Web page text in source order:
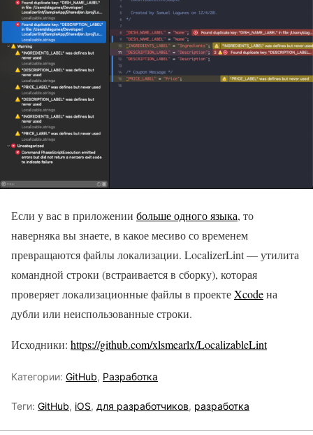
Если у вас в приложении больше одного языка, то
наверняка вы знаете, в какое месиво со временем
превращаются файлы локализации. LocalizerLint — утилита
командной строки (встраивается в сборку), которая
проверяет локализационные файлы в проектеXcodeна
дубли или неиспользованные строки.
Исходники: https://github.com/xlsmearlx/LocalizableLint
Категории: GitHub, Разработка
Теги: GitHub, iOS, для разработчиков, разработка